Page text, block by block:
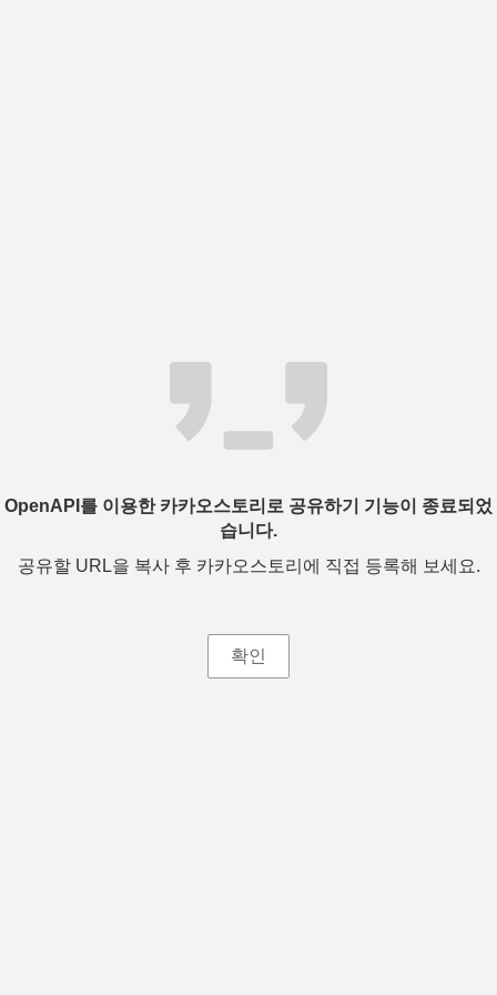
OpenAPI를 이용한 카카오스토리로 공유하기 기능이 종료되었
습니다.
공유할 URL을 복사 후 카카오스토리에 직접 등록해 보세요.
확인